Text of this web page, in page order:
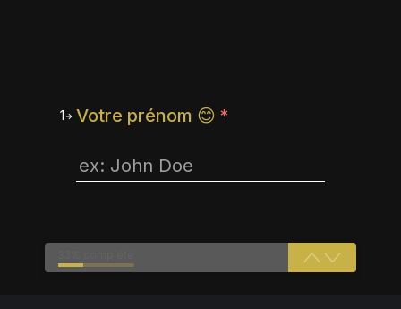
1 Votre prénom 😊 *